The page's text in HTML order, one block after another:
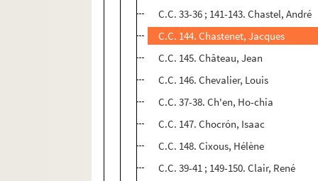
C.C. 33-36 ; 141-143. Chastel, André
C.C. 144. Chastenet, Jacques
C.C. 145. Château, Jean
C.C. 146. Chevalier, Louis
C.C. 37-38. Ch'en, Ho-chia
C.C. 147. Chocrón, Isaac
C.C. 148. Cixous, Hélène
C.C. 39-41 ; 149-150. Clair, René